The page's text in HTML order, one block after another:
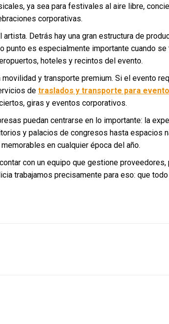
ya sea para festivales al aire libre,
corporativas.
Detrás hay una gran estructura de
punto es especialmente importante cuando
hoteles y recintos del evento.
y transporte premium. Si el evento
de traslados y transporte para
giras y eventos corporativos.
puedan centrarse en lo importante: la
y palacios de congresos hasta espacios
en cualquier época del año.
con un equipo que gestione
trabajamos precisamente para eso: que